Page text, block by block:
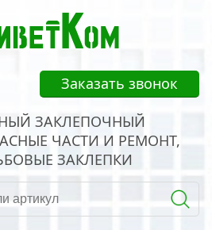
ЗАКЛЕПОЧНЫЙ
ЧАСТИ И РЕМОНТ,
ЗАКЛЕПКИ
Заказать звонок